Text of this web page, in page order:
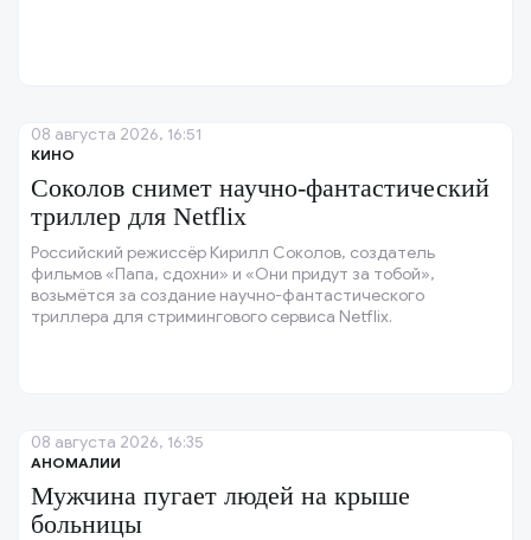
КИНО
Соколов снимет научно-фантастический
триллер для Netflix
Российский режиссёр Кирилл Соколов, создатель
фильмов «Папа, сдохни» и «Они придут за тобой»,
возьмётся за создание научно-фантастического
триллера для стримингового сервиса Netflix.
08 августа 2026, 16:51
АНОМАЛИИ
Мужчина пугает людей на крыше
больницы
08 августа 2026, 16:35